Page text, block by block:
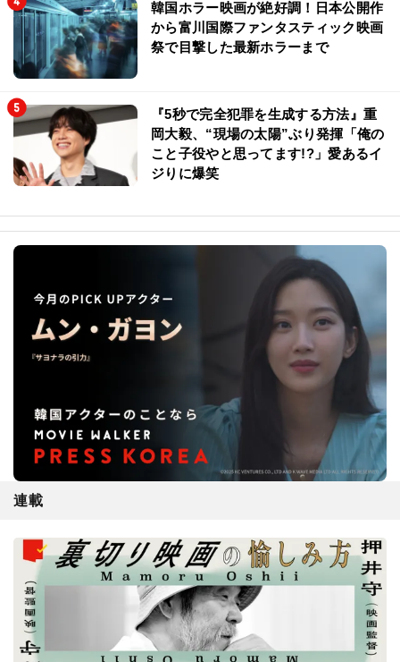
韓国ホラー映画が絶好調！日本公開作
から富川国際ファンタスティック映画
祭で目撃した最新ホラーまで
『5秒で完全犯罪を生成する方法』重
岡大毅、“現場の太陽”ぶり発揮「俺の
こと子役やと思ってます!?」愛あるイ
ジりに爆笑
連載